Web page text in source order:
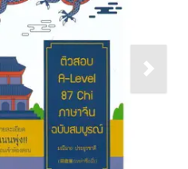
Next slide